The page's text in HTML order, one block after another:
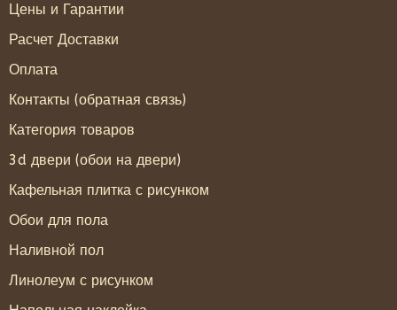
Цены и Гарантии
Расчет Доставки
Оплата
Контакты (обратная связь)
Категория товаров
3d двери (обои на двери)
Кафельная плитка с рисунком
Обои для пола
Наливной пол
Линолеум с рисунком